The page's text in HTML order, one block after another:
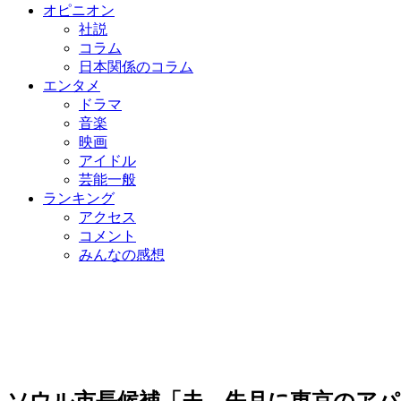
オピニオン
社説
コラム
日本関係のコラム
エンタメ
ドラマ
音楽
映画
アイドル
芸能一般
ランキング
アクセス
コメント
みんなの感想